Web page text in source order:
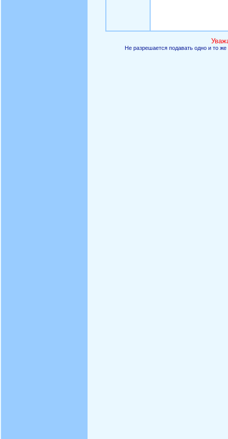
Не разрешается подавать одно и то